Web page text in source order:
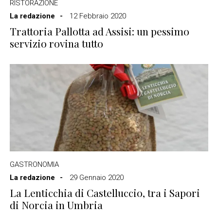
RISTORAZIONE
La redazione
12 Febbraio 2020
Trattoria Pallotta ad Assisi: un pessimo
servizio rovina tutto
GASTRONOMIA
La redazione
29 Gennaio 2020
La Lenticchia di Castelluccio, tra i Sapori
di Norcia in Umbria